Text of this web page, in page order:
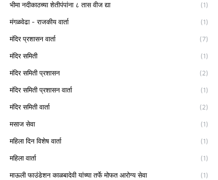
भीमा नदीकाठच्या शेतीपंपांना ८ तास वीज द्या (1)
मंगळवेढा - राजकीय वार्ता (1)
मंदिर प्रशासन वार्ता (7)
मंदिर समिती (1)
मंदिर समिती प्रशासन (2)
मंदिर समिती प्रशासन वार्ता (1)
मंदिर समिती वार्ता (2)
मसाज सेवा (1)
महिला दिन विशेष वार्ता (1)
महिला वार्ता (1)
माऊली फाउंडेशन काळबादेवी यांच्या तर्फे मोफत आरोग्य सेवा (1)